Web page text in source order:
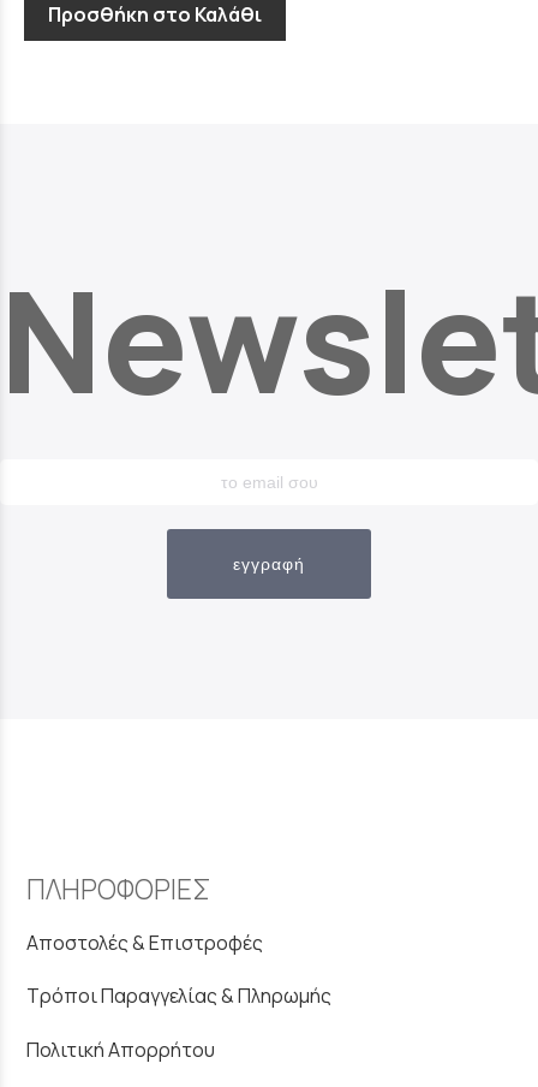
Προσθήκη στο Καλάθι
εγγραφή
ΠΛΗΡΟΦΟΡΙΕΣ
Αποστολές & Επιστροφές
Τρόποι Παραγγελίας & Πληρωμής
Πολιτική Απορρήτου